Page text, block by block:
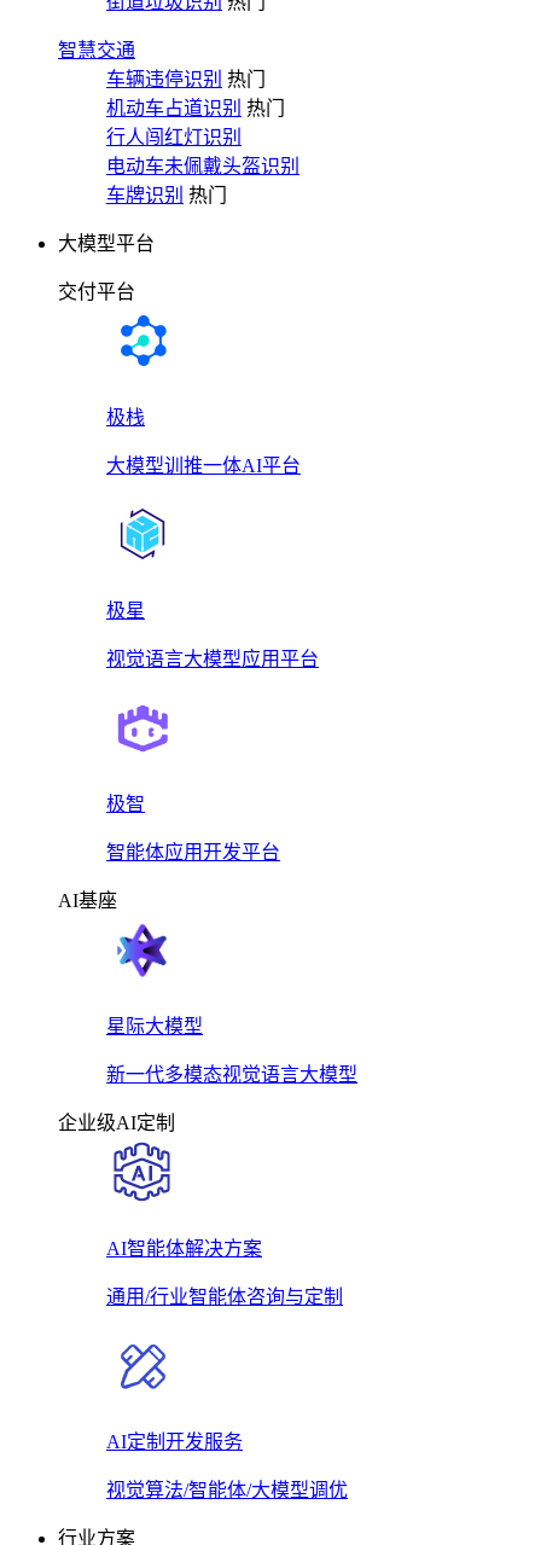
智慧交通
车辆违停识别 热门
机动车占道识别 热门
行人闯红灯识别
电动车未佩戴头盔识别
车牌识别 热门
大模型平台
交付平台
极栈
大模型训推一体AI平台
极星
视觉语言大模型应用平台
极智
智能体应用开发平台
AI基座
星际大模型
新一代多模态视觉语言大模型
企业级AI定制
AI智能体解决方案
通用/行业智能体咨询与定制
AI定制开发服务
视觉算法/智能体/大模型调优
行业方案